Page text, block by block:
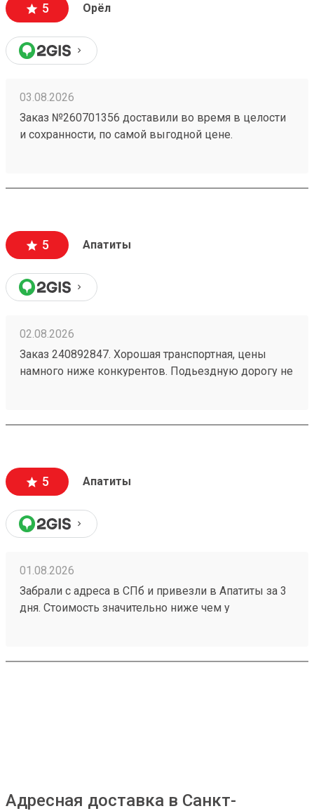
5 Орёл
03.08.2026
Заказ №260701356 доставили во время в целости
и сохранности, по самой выгодной цене.
5 Апатиты
02.08.2026
Заказ 240892847. Хорошая транспортная, цены
намного ниже конкурентов. Подьездную дорогу не
подскажут как лучше упаковать. Заказы
5 Апатиты
01.08.2026
Забрали с адреса в СПб и привезли в Апатиты за 3
дня. Стоимость значительно ниже чем у
компанией! Номер заказа 260691900.
Адресная доставка в Санкт-